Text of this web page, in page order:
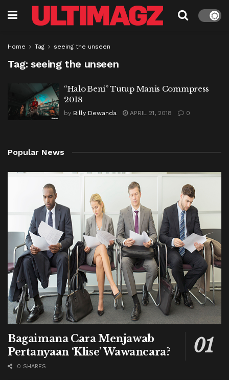
Home Tag seeing the unseen
Tag: seeing the unseen
“Halo Beni” Tutup Manis Commpress
2018
by Billy Dewanda APRIL 21, 2018 0
Popular News
Bagaimana Cara Menjawab
Pertanyaan ‘Klise’ Wawancara?
0 SHARES